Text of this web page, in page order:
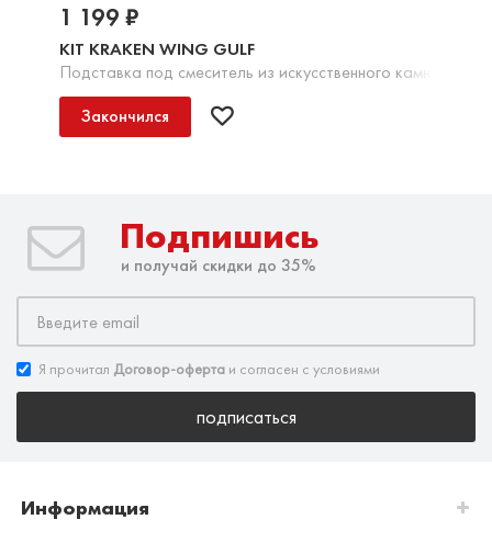
KIT KRAKEN WING GULF
Подставка под смеситель из искусственного камня,
1 199 ₽
Закончился
Подпишись
и получай скидки до 35%
Я прочитал Договор-оферта и согласен с условиями
подписаться
Информация